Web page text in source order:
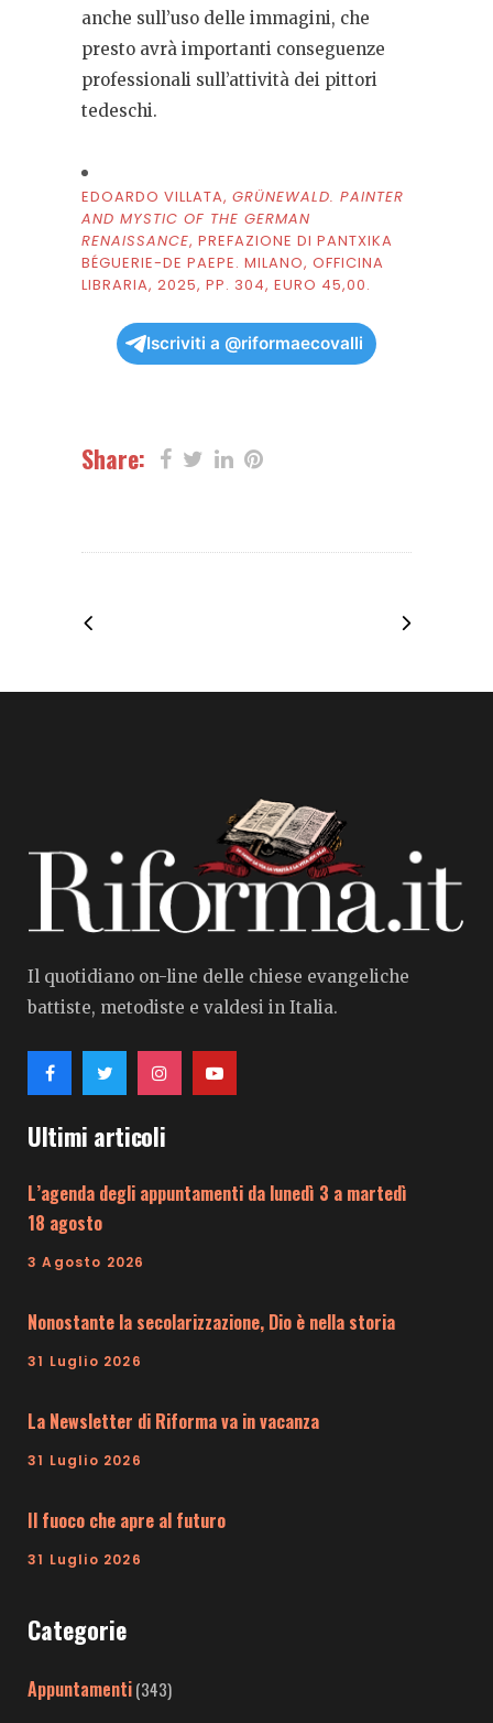
anche sull’uso delle immagini, che
presto avrà importanti conseguenze
professionali sull’attività dei pittori
tedeschi.
EDOARDO VILLATA, GRÜNEWALD. PAINTER
AND MYSTIC OF THE GERMAN
RENAISSANCE, PREFAZIONE DI PANTXIKA
BÉGUERIE-DE PAEPE. MILANO, OFFICINA
LIBRARIA, 2025, PP. 304, EURO 45,00.
Iscriviti a @riformaecovalli
Share:
Il quotidiano on-line delle chiese evangeliche
battiste, metodiste e valdesi in Italia.
Ultimi articoli
L’agenda degli appuntamenti da lunedì 3 a martedì
18 agosto
3 Agosto 2026
Nonostante la secolarizzazione, Dio è nella storia
31 Luglio 2026
La Newsletter di Riforma va in vacanza
31 Luglio 2026
Il fuoco che apre al futuro
31 Luglio 2026
Categorie
Appuntamenti(343)